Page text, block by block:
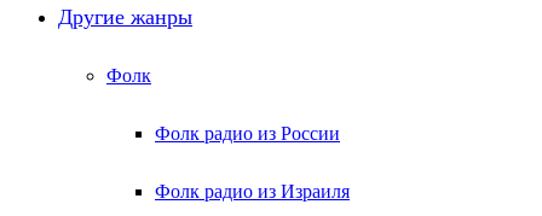
Другие жанры
Фолк
Фолк радио из России
Фолк радио из Израиля